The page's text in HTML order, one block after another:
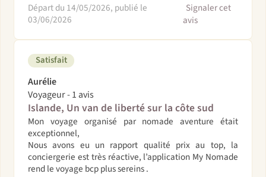
Départ du 14/05/2026, publié le
03/06/2026
Signaler cet
avis
Satisfait
Aurélie
Voyageur - 1 avis
Islande, Un van de liberté sur la côte sud
Mon voyage organisé par nomade aventure était
exceptionnel,
Nous avons eu un rapport qualité prix au top, la
conciergerie est très réactive, l’application My Nomade
rend le voyage bcp plus sereins .